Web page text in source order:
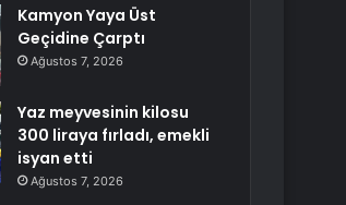
Kamyon Yaya Üst
Geçidine Çarptı
Ağustos 7, 2026
Yaz meyvesinin kilosu
300 liraya fırladı, emekli
isyan etti
Ağustos 7, 2026